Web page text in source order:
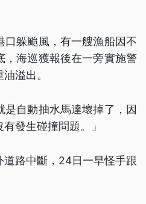
口躲颱風，有一艘漁船因不
，海巡獲報後在一旁實施警
溢出。
自動抽水馬達壞掉了，因
發生碰撞問題。」
路中斷，24日一早怪手跟